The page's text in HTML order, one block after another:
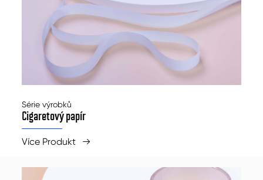
Série výrobků
Cigaretový papír
Více Produkt 